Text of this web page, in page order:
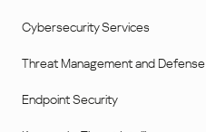
Cybersecurity Services
Threat Management and Defense
Endpoint Security